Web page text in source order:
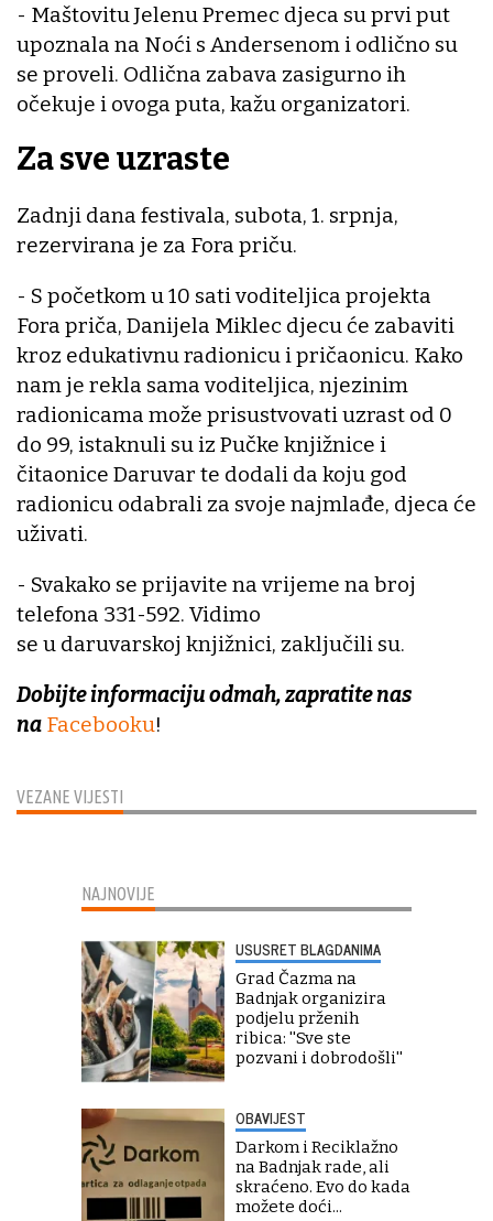
VEZANE VIJESTI
- Maštovitu Jelenu Premec djeca su prvi put
upoznala na Noći s Andersenom i odlično su
se proveli. Odlična zabava zasigurno ih
očekuje i ovoga puta, kažu organizatori.
Za sve uzraste
Zadnji dana festivala, subota, 1. srpnja,
rezervirana je za Fora priču.
- S početkom u 10 sati voditeljica projekta
Fora priča, Danijela Miklec djecu će zabaviti
kroz edukativnu radionicu i pričaonicu. Kako
nam je rekla sama voditeljica, njezinim
radionicama može prisustvovati uzrast od 0
do 99, istaknuli su iz Pučke knjižnice i
čitaonice Daruvar te dodali da koju god
radionicu odabrali za svoje najmlađe, djeca će
uživati.
- Svakako se prijavite na vrijeme na broj
telefona 331-592. Vidimo
se u daruvarskoj knjižnici, zaključili su.
Dobijte informaciju odmah, zapratite nas
na Facebooku!
NAJNOVIJE
USUSRET BLAGDANIMA
Grad Čazma na
Badnjak organizira
podjelu prženih
ribica: ''Sve ste
pozvani i dobrodošli''
OBAVIJEST
Darkom i Reciklažno
na Badnjak rade, ali
skraćeno. Evo do kada
možete doći...